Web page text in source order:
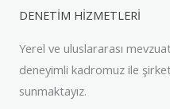
DENETİM HİZMETLERİ
Yerel ve uluslararası
deneyimli kadromuz ile
sunmaktayız.